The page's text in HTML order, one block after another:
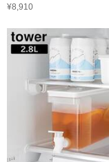
¥8,910